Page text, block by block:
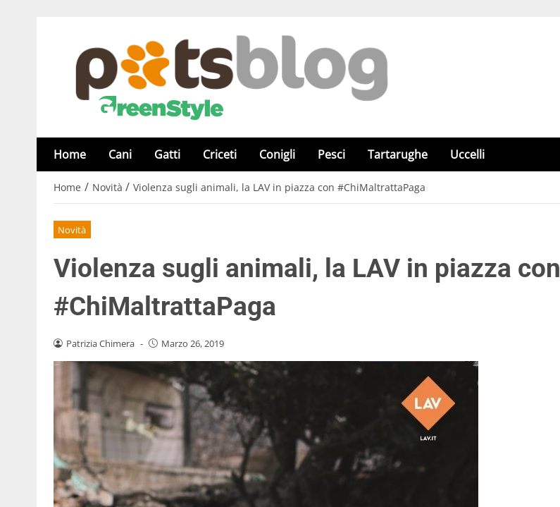
Home Cani Gatti Criceti Conigli Pesci Tartarughe Uccelli
Home / Novità / Violenza sugli animali, la LAV in piazza con #ChiMaltrattaPaga
Novità
Violenza sugli animali, la LAV in piazza con
#ChiMaltrattaPaga
Patrizia Chimera - Marzo 26, 2019